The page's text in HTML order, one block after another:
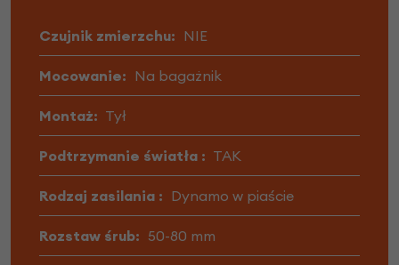
Czujnik zmierzchu: NIE
Mocowanie: Na bagażnik
Montaż: Tył
Podtrzymanie światła : TAK
Rodzaj zasilania : Dynamo w piaście
Rozstaw śrub: 50-80 mm